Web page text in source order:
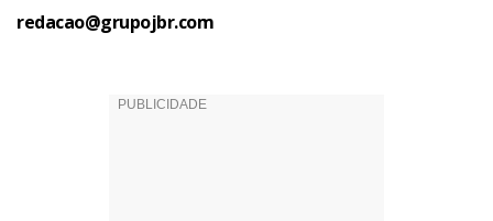
redacao@grupojbr.com